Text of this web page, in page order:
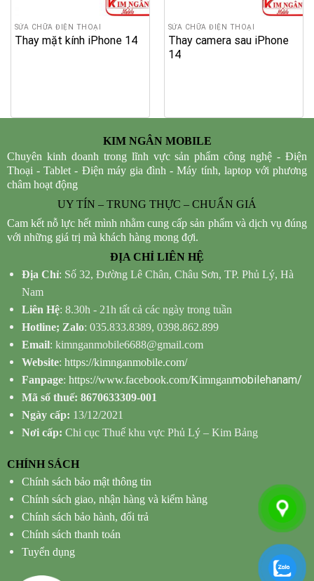
SỬA CHỮA ĐIỆN THOẠI
Thay mặt kính iPhone 14
SỬA CHỮA ĐIỆN THOẠI
Thay camera sau iPhone
14
KIM NGÂN MOBILE
Chuyên kinh doanh trong lĩnh vực sản phẩm công nghệ - Điện
Thoại - Tablet - Điện máy gia đình - Máy tính, laptop với phương
châm hoạt động
UY TÍN – TRUNG THỰC – CHUẨN GIÁ
Cam kết nỗ lực hết mình nhằm cung cấp sản phẩm và dịch vụ đúng
với những giá trị mà khách hàng mong đợi.
ĐỊA CHỈ LIÊN HỆ
Địa Chỉ: Số 32, Đường Lê Chân, Châu Sơn, TP. Phủ Lý, Hà
Nam
Liên Hệ: 8.30h - 21h tất cả các ngày trong tuần
Hotline; Zalo: 035.833.8389, 0398.862.899
Email: kimnganmobile6688@gmail.com
Website: https://kimnganmobile.com/
Fanpage: https://www.facebook.com/Kimnganmobilehanam/
Mã số thuế: 8670633309-001
Ngày cấp: 13/12/2021
Nơi cấp: Chi cục Thuế khu vực Phủ Lý – Kim Bảng
CHÍNH SÁCH
Chính sách bảo mật thông tin
Chính sách giao, nhận hàng và kiểm hàng
Chính sách bảo hành, đổi trả
Chính sách thanh toán
Tuyển dụng